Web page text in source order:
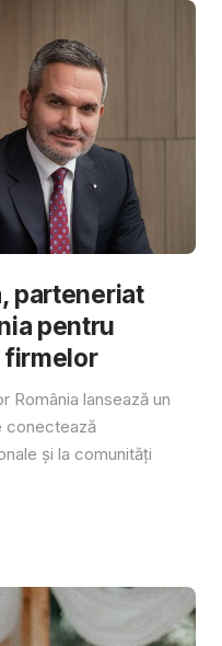
parteneriat
pentru
firmelor
România lansează un
conectează
și la comunități